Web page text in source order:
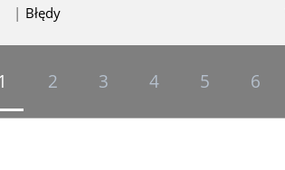
Błędy
1 2 3 4 5 6